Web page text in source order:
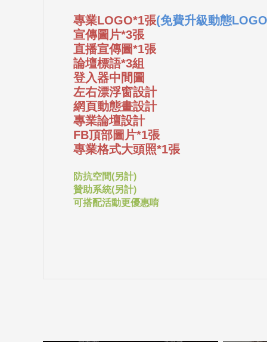
專業LOGO*1張(免費升級動態
宣傳圖片*3張
直播宣傳圖*1張
論壇標語*3組
登入器中間圖
左右漂浮窗設計
網頁動態畫設計
專業論壇設計
FB頂部圖片*1張
專業格式大頭照*1張
防抗空間(另計)
贊助系統(另計)
可搭配活動更優惠唷